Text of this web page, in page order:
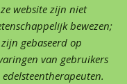
website zijn niet
bewezen;
gebaseerd op
van gebruikers
edelsteentherapeuten.